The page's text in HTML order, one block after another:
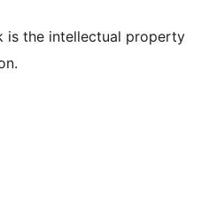
is the intellectual property